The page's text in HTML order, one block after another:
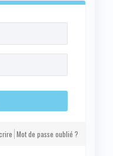
Mot de passe oublié ?